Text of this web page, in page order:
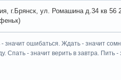
г.Брянск, ул. Ромашина д.34 кв 56
значит ошибаться. Ждать - значит
Спать - значит верить в завтра. Пить